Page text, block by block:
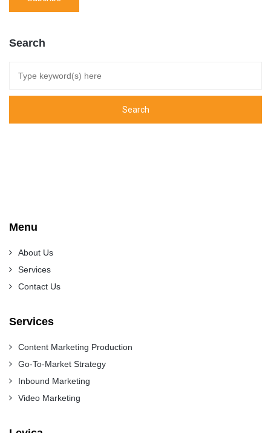
Search
Menu
About Us
Services
Contact Us
Services
Content Marketing Production
Go-To-Market Strategy
Inbound Marketing
Video Marketing